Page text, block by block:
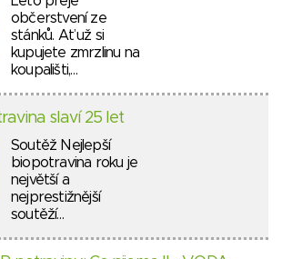
občerstvení ze
stánků. Ať už si
kupujete zmrzlinu na
koupališti,…
slaví 25 let
Soutěž Nejlepší
biopotravina roku je
největší a
nejprestižnější
soutěží…